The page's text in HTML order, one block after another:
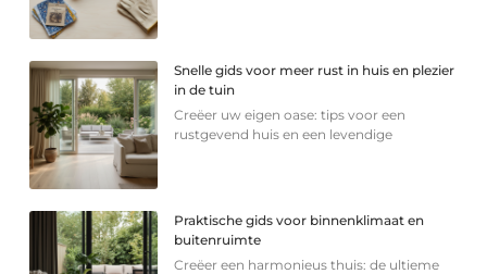
Snelle gids voor meer rust in huis en plezier
in de tuin
Creëer uw eigen oase: tips voor een
rustgevend huis en een levendige
Praktische gids voor binnenklimaat en
buitenruimte
Creëer een harmonieus thuis: de ultieme